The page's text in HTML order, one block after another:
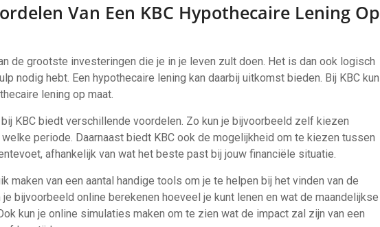
Van Een KBC Hypothecaire Lening Op
de grootste investeringen die je in je leven zult doen. Het is dan ook logisch
nodig hebt. Een hypothecaire lening kan daarbij uitkomst bieden. Bij KBC kun
lening op maat.
KBC biedt verschillende voordelen. Zo kun je bijvoorbeeld zelf kiezen
periode. Daarnaast biedt KBC ook de mogelijkheid om te kiezen tussen
afhankelijk van wat het beste past bij jouw financiële situatie.
maken van een aantal handige tools om je te helpen bij het vinden van de
bijvoorbeeld online berekenen hoeveel je kunt lenen en wat de maandelijkse
kun je online simulaties maken om te zien wat de impact zal zijn van een